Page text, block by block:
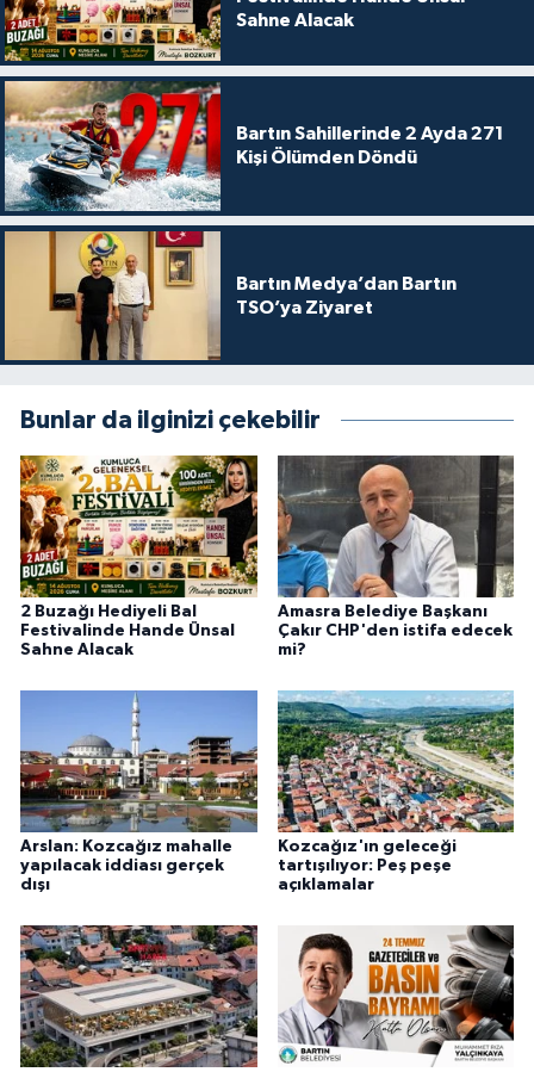
Sahne Alacak
Bartın Sahillerinde 2 Ayda 271
Kişi Ölümden Döndü
Bartın Medya’dan Bartın
TSO’ya Ziyaret
Bunlar da ilginizi çekebilir
2 Buzağı Hediyeli Bal
Festivalinde Hande Ünsal
Sahne Alacak
Amasra Belediye Başkanı
Çakır CHP'den istifa edecek
mi?
Arslan: Kozcağız mahalle
yapılacak iddiası gerçek
dışı
Kozcağız'ın geleceği
tartışılıyor: Peş peşe
açıklamalar